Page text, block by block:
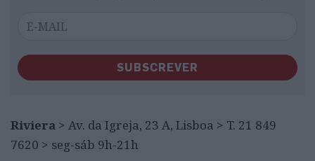
SUBSCREVER
Riviera > Av. da Igreja, 23 A, Lisboa > T. 21 849
7620 > seg-sáb 9h-21h